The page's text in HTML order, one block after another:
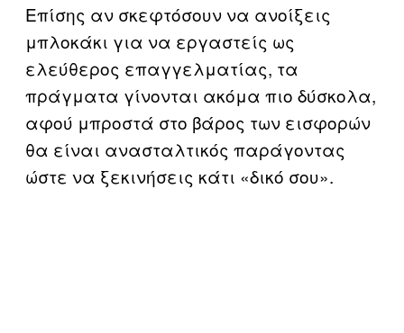
Επίσης αν σκεφτόσουν να ανοίξεις
μπλοκάκι για να εργαστείς ως
ελεύθερος επαγγελματίας, τα
πράγματα γίνονται ακόμα πιο δύσκολα,
αφού μπροστά στο βάρος των εισφορών
θα είναι ανασταλτικός παράγοντας
ώστε να ξεκινήσεις κάτι «δικό σου».